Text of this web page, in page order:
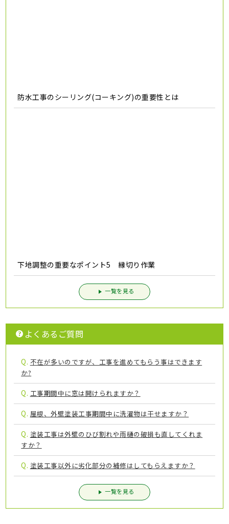
防水工事のシーリング(コーキング)の重要性とは
下地調整の重要なポイント5 縁切り作業
一覧を見る
よくあるご質問
Q. 不在が多いのですが、工事を進めてもらう事はできます
か?
Q. 工事期間中に窓は開けられますか？
Q. 屋根、外壁塗装工事期間中に洗濯物は干せますか？
Q. 塗装工事は外壁のひび割れや雨樋の破損も直してくれま
すか？
Q. 塗装工事以外に劣化部分の補修はしてもらえますか？
一覧を見る